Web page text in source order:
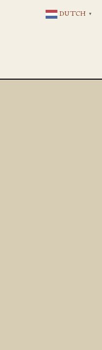
DUTCH ▼